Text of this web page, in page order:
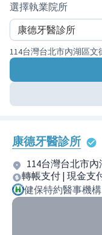
選擇執業院所
114台灣台北市內湖區文
康德牙醫診所
114台灣台北市
轉帳支付 | 現金支
健保特約醫事機構